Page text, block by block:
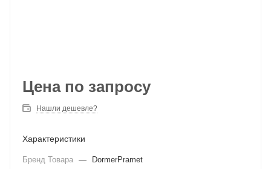
Цена по запросу
Нашли дешевле?
Характеристики
Бренд Товара —
DormerPramet